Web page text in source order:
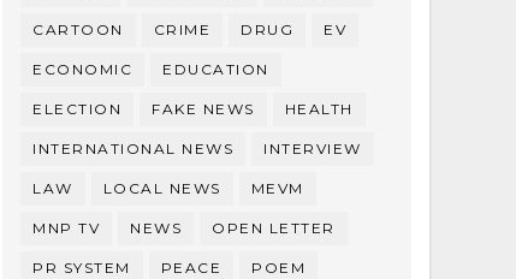
CARTOON CRIME DRUG EV
ECONOMIC EDUCATION
ELECTION FAKE NEWS HEALTH
INTERNATIONAL NEWS INTERVIEW
LAW LOCAL NEWS MEVM
MNP TV NEWS OPEN LETTER
PR SYSTEM PEACE POEM